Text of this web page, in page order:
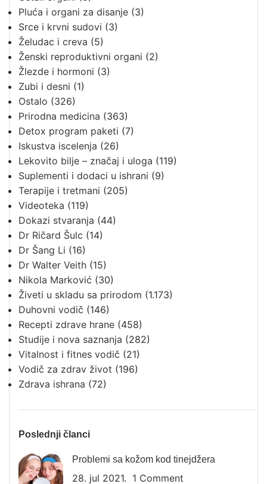
Pluća i organi za disanje (3)
Srce i krvni sudovi (3)
Želudac i creva (5)
Ženski reproduktivni organi (2)
Žlezde i hormoni (3)
Zubi i desni (1)
Ostalo (326)
Prirodna medicina (363)
Detox program paketi (7)
Iskustva iscelenja (26)
Lekovito bilje – značaj i uloga (119)
Suplementi i dodaci u ishrani (9)
Terapije i tretmani (205)
Videoteka (119)
Dokazi stvaranja (44)
Dr Ričard Šulc (14)
Dr Šang Li (16)
Dr Walter Veith (15)
Nikola Marković (30)
Živeti u skladu sa prirodom (1.173)
Duhovni vodič (146)
Recepti zdrave hrane (458)
Studije i nova saznanja (282)
Vitalnost i fitnes vodič (21)
Vodič za zdrav život (196)
Zdrava ishrana (72)
Poslednji članci
Problemi sa kožom kod tinejdžera
28. jul 2021. 1 Comment